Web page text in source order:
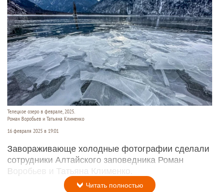
Телецкое озеро в феврале, 2025.
Роман Воробьев и Татьяна Клименко
16 февраля 2025 в 19:01
Завораживающе холодные фотографии сделали
сотрудники Алтайского заповедника Роман
Воробьев и Татьяна Клименко.
Читать полностью